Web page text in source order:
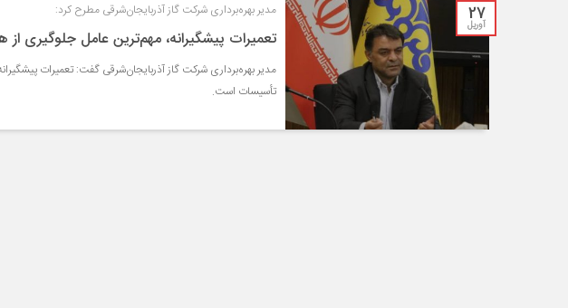
27
آوریل
مدیر بهره‌برداری شرکت گاز آذربایجان‌شرقی مطرح کرد:
تعمیرات پیشگیرانه، مهم‌ترین عامل جلوگیری
مدیر بهره‌برداری شرکت گاز آذربایجان‌شرقی گفت: تعمیرات
تأسیسات است.